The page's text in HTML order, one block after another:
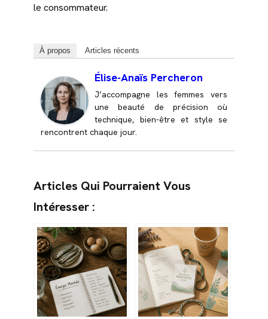
le consommateur.
À propos Articles récents
Élise-Anaïs Percheron
J’accompagne les femmes vers
une beauté de précision où
technique, bien-être et style se
rencontrent chaque jour.
Articles Qui Pourraient Vous
Intéresser :